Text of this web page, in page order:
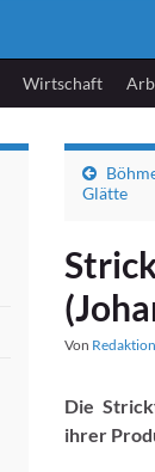
Wirtschaft
Glätte
Von
Die
ihrer